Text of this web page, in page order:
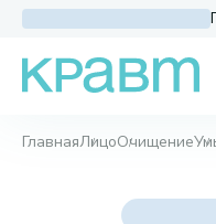
ГлавнаяЛицоОчищение